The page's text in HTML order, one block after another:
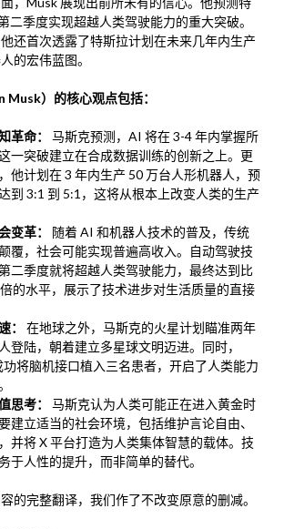
二季度实现超越人类驾驶能力的重大突破。
还首次透露了特斯拉计划在未来几年内生产
的宏伟蓝图。
Musk）的核心观点包括：
革命：
马斯克预测，AI 将在 3-4 年内掌握所
一突破建立在合成数据训练的创新之上。更
他计划在 3 年内生产 50 万台人形机器人，预
到 3:1 到 5:1，这将从根本上改变人类的生产
变革：
随着 AI 和机器人技术的普及，传统
覆，社会可能实现普遍高收入。自动驾驶技
二季度就将超越人类驾驶能力，最终达到比
的水平，展示了技术进步对生活质量的直接
：
在地球之外，马斯克的火星计划瞄准两年
登陆，朝着建立多星球文明迈进。同时，
将脑机接口植入三名患者，开启了人类能力
思考：
马斯克认为人类可能正在进入黄金时
建立适当的社会环境，包括维护言论自由、
并将 X 平台打造为人类集体智慧的载体。技
于人性的提升，而非简单的替代。
的完整翻译，我们作了不改变原意的删减。